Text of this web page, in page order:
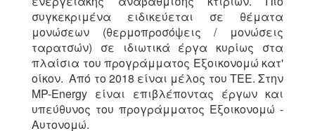
συγκεκριμένα ειδικεύεται σε θέματα
μονώσεων (θερμοπροσόψεις / μονώσεις
ταρατσών) σε ιδιωτικά έργα κυρίως στα
πλαίσια του προγράμματος Εξοικονομώ κατ'
οίκον. Από το 2018 είναι μέλος του ΤΕΕ. Στην
MP-Energy είναι επιβλέποντας έργων και
υπεύθυνος του προγράμματος Εξοικονομώ -
Αυτονομώ.